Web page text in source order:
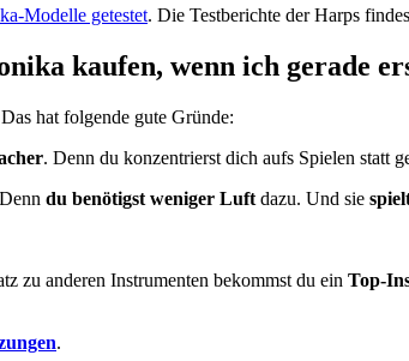
Modelle getestet. Die Testberichte der Harps
kaufen, wenn ich gerade
hat folgende gute Gründe:
. Denn du konzentrierst dich aufs Spielen statt
du benötigst weniger Luft dazu. Und sie
zu anderen Instrumenten bekommst du ein Top-
.